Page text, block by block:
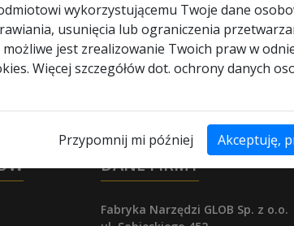
wykorzystującemu Twoje dane
usunięcia lub ograniczenia
jest zrealizowanie Twoich praw w
Więcej szczegółów dot. ochrony danych
Przypomnij mi później Akceptuję,
rozwiązanie!
DANE FIRMY
Fabryka Narzędzi GLOB Sp. z o.o.